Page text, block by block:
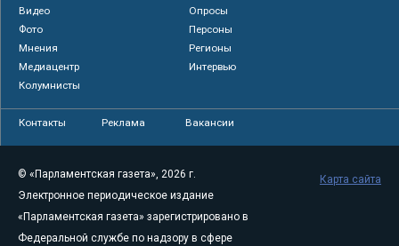
Видео
Опросы
Фото
Персоны
Мнения
Регионы
Медиацентр
Интервью
Колумнисты
Контакты Реклама Вакансии
© «Парламентская газета», 2026 г.
Электронное периодическое издание
«Парламентская газета» зарегистрировано в
Федеральной службе по надзору в сфере
Карта сайта